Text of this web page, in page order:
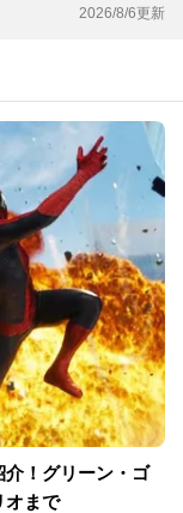
2026/8/6更新
介！グリーン・ゴ
オまで